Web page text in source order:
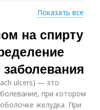
Прополис в домашних
условиях
Показать все
на спирту
ulcers) — это
при котором
желудка. При